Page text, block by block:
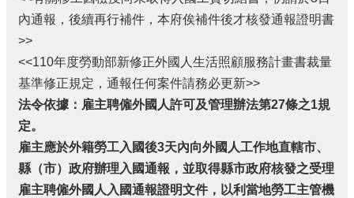
務
公
佈
欄
業
務
專
網
內通報，後續再行補件，本府俟補件後才核發通報證明書
>>
<<110年度勞動部新修正外國人生活照顧服務計畫書裁量
基準修正規定，通報任何案件請務必更新>>
法令依據：雇主聘僱外國人許可及管理辦法第27條之1規
定。
雇主應於外籍勞工入國後3天內向外國人工作地直轄市、
縣（市）政府辦理入國通報，並取得縣市政府核發之受理
雇主聘僱外國人入國通報證明文件，以利當地勞工主管機